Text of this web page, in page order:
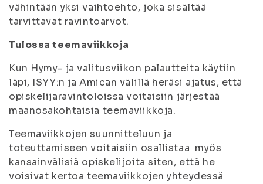
vähintään yksi vaihtoehto, joka sisältää
tarvittavat ravintoarvot.
Tulossa teemaviikkoja
Kun Hymy- ja valitusviikon palautteita käytiin
läpi, ISYY:n ja Amican välillä heräsi ajatus, että
opiskelijaravintoloissa voitaisiin järjestää
maanosakohtaisia teemaviikkoja.
Teemaviikkojen suunnitteluun ja
toteuttamiseen voitaisiin osallistaa myös
kansainvälisiä opiskelijoita siten, että he
voisivat kertoa teemaviikkojen yhteydessä